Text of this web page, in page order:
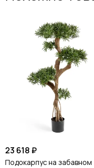
23 618 ₽
Подокарпус на забавном